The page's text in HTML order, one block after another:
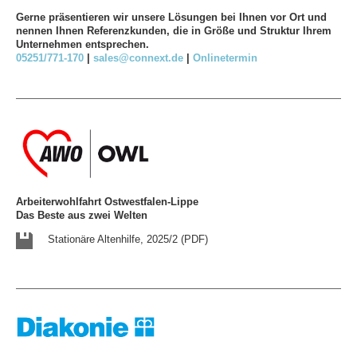
Gerne präsentieren wir unsere Lösungen bei Ihnen vor Ort und
nennen Ihnen Referenzkunden, die in Größe und Struktur Ihrem
Unternehmen entsprechen.
05251/771-170
sales@connext.de Onlinetermin
Arbeiterwohlfahrt Ostwestfalen-Lippe
Das Beste aus zwei Welten
Stationäre Altenhilfe, 2025/2 (PDF)